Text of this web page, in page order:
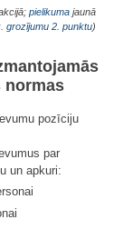
pielikuma jaunā
grozījumu 2. punktu)
normas
pozīciju
par
un apkuri: